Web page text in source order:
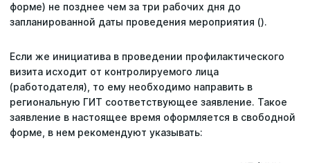
форме) не позднее чем за три рабочих дня до
запланированной даты проведения мероприятия ().
Если же инициатива в проведении профилактического
визита исходит от контролируемого лица
(работодателя), то ему необходимо направить в
региональную ГИТ соответствующее заявление. Такое
заявление в настоящее время оформляется в свободной
форме, в нем рекомендуют указывать: